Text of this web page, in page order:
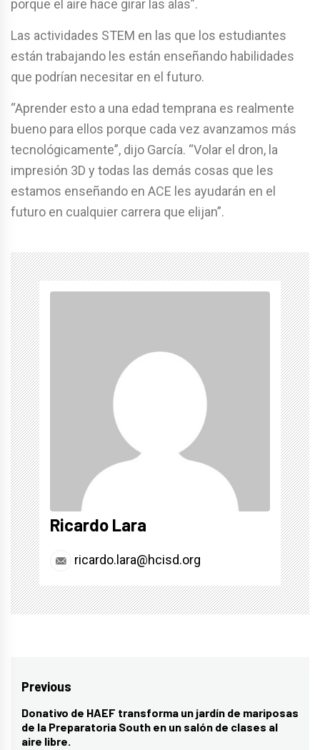
porque el aire hace girar las alas”.
Las actividades STEM en las que los estudiantes
están trabajando les están enseñando habilidades
que podrían necesitar en el futuro.
“Aprender esto a una edad temprana es realmente
bueno para ellos porque cada vez avanzamos más
tecnológicamente”, dijo García. “Volar el dron, la
impresión 3D y todas las demás cosas que les
estamos enseñando en ACE les ayudarán en el
futuro en cualquier carrera que elijan”.
Ricardo Lara
ricardo.lara@hcisd.org
Post
navigation
Previous
Previous
post:
Donativo de HAEF transforma un jardín de mariposas
de la Preparatoria South en un salón de clases al
aire libre.